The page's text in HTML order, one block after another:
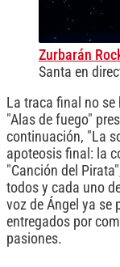
Zurbarán
Santa en
La traca final no
"Alas de fuego"
continuación, "La
apoteosis final: la
"Canción del
todos y cada uno
voz de Ángel ya se
entregados por
pasiones.